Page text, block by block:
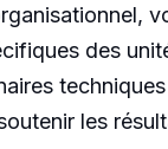
des
les